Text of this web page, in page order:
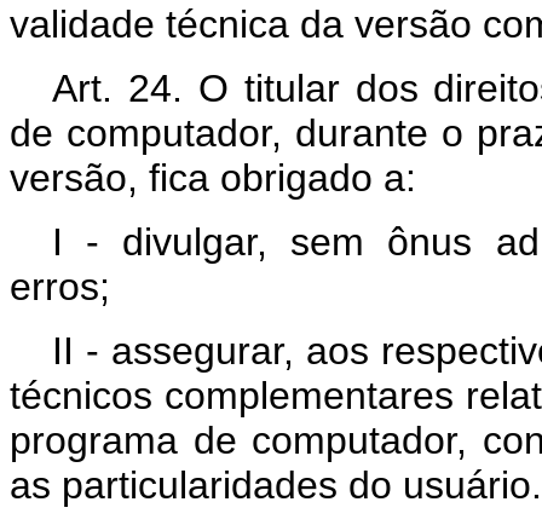
validade técnica da versão
Art. 24. O titular dos
de computador, durante o
versão, fica obrigado a:
I - divulgar, sem ônus
erros;
II - assegurar, aos
técnicos complementares
programa de computador,
as particularidades do usuário.